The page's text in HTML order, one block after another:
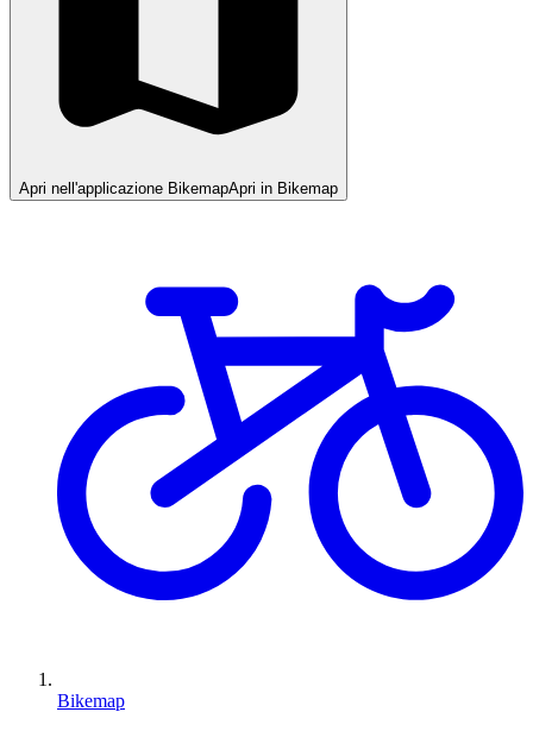
Apri nell'applicazione BikemapApri in Bikemap
Bikemap